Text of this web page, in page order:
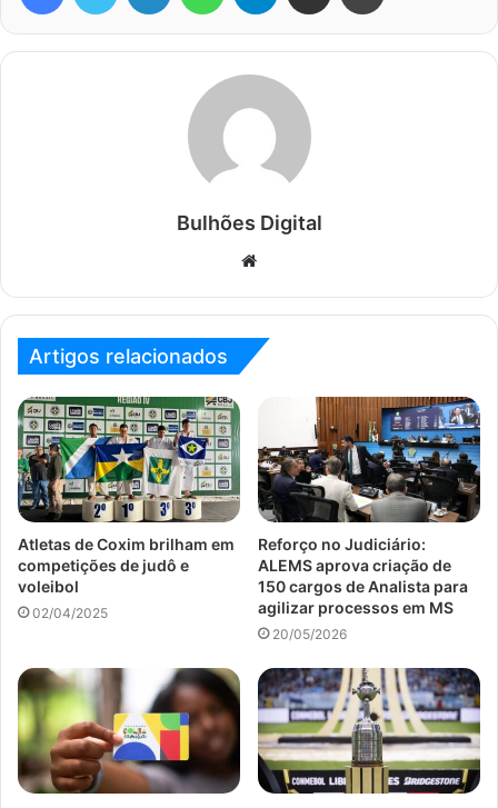
Bulhões Digital
Website
Artigos relacionados
Atletas de Coxim brilham em
competições de judô e
voleibol
02/04/2025
Reforço no Judiciário:
ALEMS aprova criação de
150 cargos de Analista para
agilizar processos em MS
20/05/2026